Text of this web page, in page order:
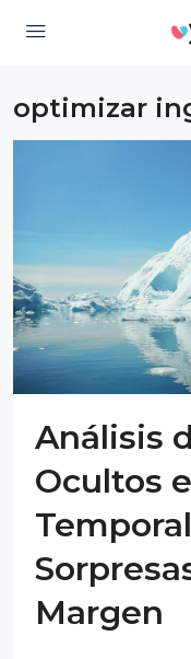
optimizar
Análisis
Ocultos
Margen